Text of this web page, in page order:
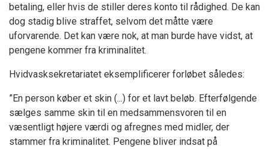
betaling, eller hvis de stiller deres konto til rådighed. De kan
dog stadig blive straffet, selvom det måtte være
uforvarende. Det kan være nok, at man burde have vidst, at
pengene kommer fra kriminalitet.
Hvidvasksekretariatet eksemplificerer forløbet således:
”En person køber et skin (...) for et lavt beløb. Efterfølgende
sælges samme skin til en medsammensvoren til en
væsentligt højere værdi og afregnes med midler, der
stammer fra kriminalitet. Pengene bliver indsat på